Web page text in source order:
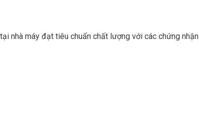
nhà máy đạt tiêu chuẩn chất lượng với các chứng nhận